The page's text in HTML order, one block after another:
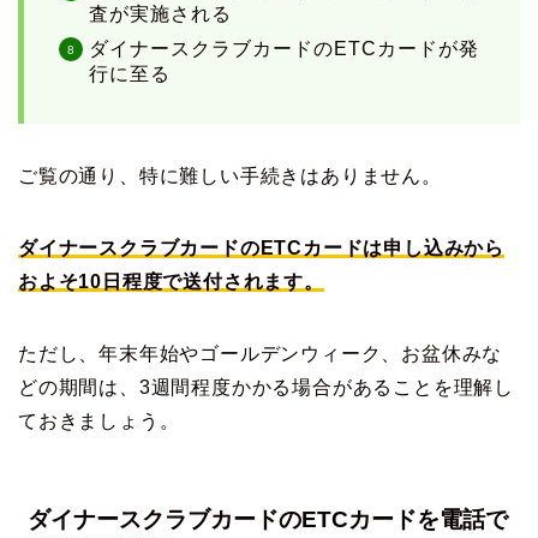
査が実施される
ダイナースクラブカードのETCカードが発
行に至る
ご覧の通り、特に難しい手続きはありません。
ダイナースクラブカードのETCカードは申し込みから
およそ10日程度で送付されます。
ただし、年末年始やゴールデンウィーク、お盆休みな
どの期間は、3週間程度かかる場合があることを理解し
ておきましょう。
ダイナースクラブカードのETCカードを電話で